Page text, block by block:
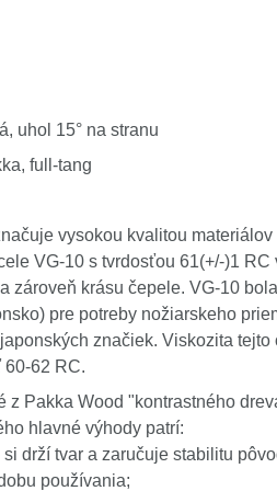
uhol 15° na stranu
full-tang
vysokou kvalitou
VG-10 s tvrdosťou 61(+/-)1
zároveň krásu čepele. VG-10
pre potreby nožiarskeho
značiek. Viskozita
60-62 RC.
z Pakka Wood "kontrastného
hlavné výhody patrí:
drží tvar a zaručuje stabilitu
používania;